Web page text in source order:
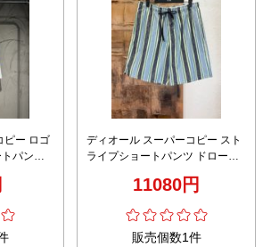
ピー ロゴ
パンツ
ディオール スーパーコピー スト
ライプショートパンツ ドロース
11080円
販売個数1件